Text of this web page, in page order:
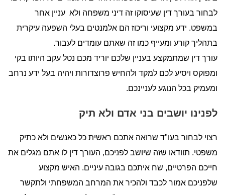
לבחור בעורך דין שעיסוקו זה דיני משפחה ולא עניין אחר
במשפט. ידע מקצועי וריכוז הם אלמנטים בעלי השפעה עיקרית
בתהליך קורע ומעייף כמו זה שאתם עומדים לעבור.
עורך דין שמתמקצע בעניין שלכם יוריד מכם נטל עקב היותו בקי
ומפוקס ויסיע לכם למקד ולהחיש פרוצדורות ויהיה בעל ידע נרחב
ומעמיק בכל הנוגע לעניינכם.
לפנינו יושבים בני אדם ולא תיק
רצוי לבחור בעו"ד שרואה אתכם ראשית כל כאנשים ולא כתיק
משפטי. תוודאו שזה שיושב לפניכם, העורך דין לו אתם מגלים את
חייכם הפרטיים, שח איתכם בגובה עיניים. האיש מקצוע
שלפניכם אמור לכבד ולהכיר את המרחב המשפחתי ולתקשר